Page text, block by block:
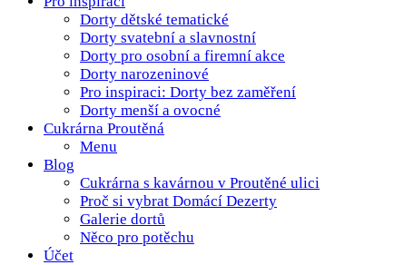
Dorty dětské tematické
Dorty svatební a slavnostní
Dorty pro osobní a firemní akce
Dorty narozeninové
Pro inspiraci: Dorty bez zaměření
Dorty menší a ovocné
Cukrárna Proutěná
Menu
Blog
Cukrárna s kavárnou v Proutěné ulici
Proč si vybrat Domácí Dezerty
Galerie dortů
Něco pro potěchu
Účet